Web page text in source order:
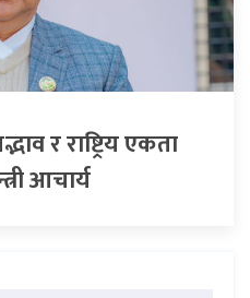
र राष्ट्रिय एकता
आचार्य